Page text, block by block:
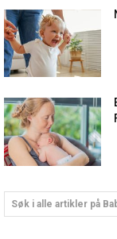
Søk i alle artikler på